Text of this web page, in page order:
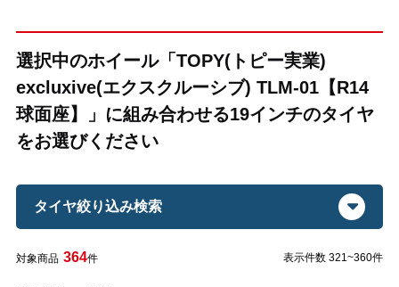
選択中のホイール「TOPY(トピー実業)
excluxive(エクスクルーシブ) TLM-01【R14
球面座】」に組み合わせる19インチのタイヤ
をお選びください
タイヤ絞り込み検索
対象商品 364件 表示件数 321~360件